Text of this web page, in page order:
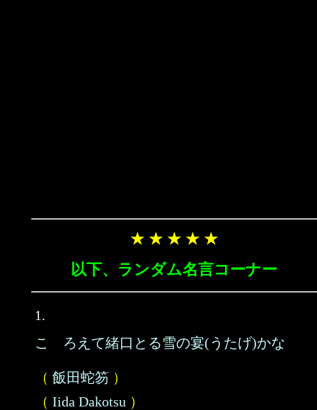
★ ★ ★ ★ ★
以下、ランダム名言コーナー
1.
こゝろえて緒口とる雪の宴(うたげ)かな
（ 飯田蛇笏 ）
（ Iida Dakotsu ）